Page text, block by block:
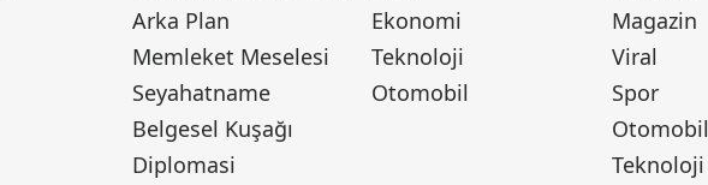
Arka Plan
Memleket Meselesi
Seyahatname
Belgesel Kuşağı
Diplomasi
Ekonomi
Teknoloji
Otomobil
Magazin
Viral
Spor
Otomobil
Teknoloji